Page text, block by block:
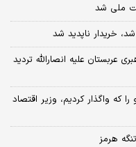
ملی شد
عربستان علیه انصارالله تردید
که واگذار کردیم، وزیر اقتصاد
هرمز